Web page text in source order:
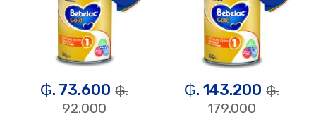
₲. 73.600 ₲.
92.000
₲. 143.200 ₲.
179.000